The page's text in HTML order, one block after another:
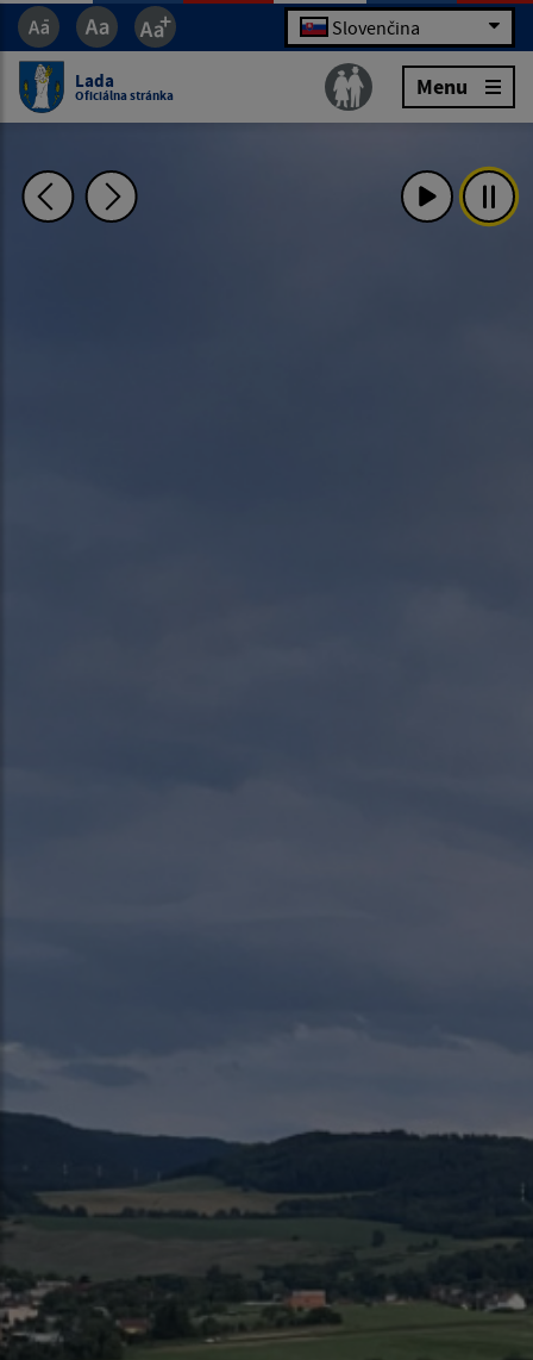
Slovenčina
Lada
Oficiálna stránka Menu